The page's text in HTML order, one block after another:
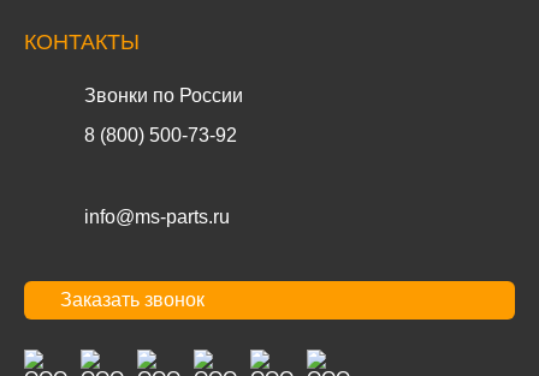
КОНТАКТЫ
Звонки по России
8 (800) 500-73-92
info@ms-parts.ru
Заказать звонок